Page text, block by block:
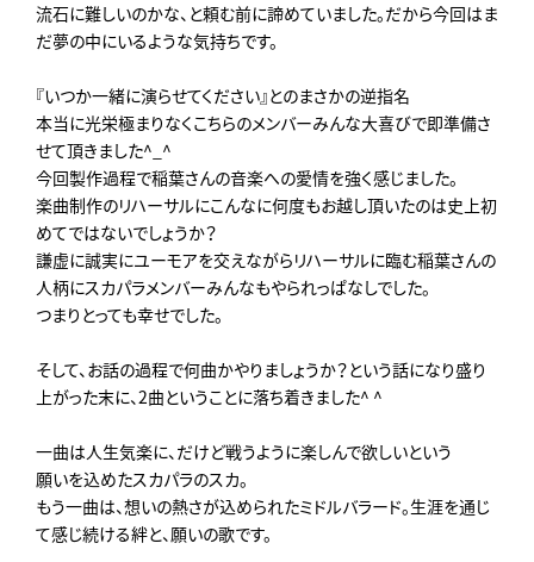
流石に難しいのかな、と頼む前に諦めていました。だから今回はま
だ夢の中にいるような気持ちです。
『いつか一緒に演らせてください』とのまさかの逆指名
本当に光栄極まりなくこちらのメンバーみんな大喜びで即準備さ
せて頂きました^⁠_^
今回製作過程で稲葉さんの音楽への愛情を強く感じました。
楽曲制作のリハーサルにこんなに何度もお越し頂いたのは史上初
めてではないでしょうか？
謙虚に誠実にユーモアを交えながらリハーサルに臨む稲葉さんの
人柄にスカパラメンバーみんなもやられっぱなしでした。
つまりとっても幸せでした。
そして、お話の過程で何曲かやりましょうか？という話になり盛り
上がった末に、2曲ということに落ち着きました^⁠ ^
一曲は人生気楽に、だけど戦うように楽しんで欲しいという
願いを込めたスカパラのスカ。
もう一曲は、想いの熱さが込められたミドルバラード。生涯を通じ
て感じ続ける絆と、願いの歌です。